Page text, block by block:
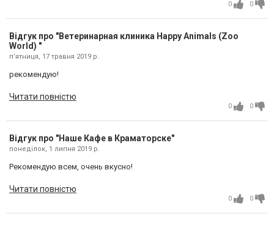
0 0
Відгук про "Ветеринарная клиника Happy Animals (Zoo
World) "
пʼятниця, 17 травня 2019 р.
рекомендую!
Читати повністю
0 0
Відгук про "Наше Кафе в Краматорске"
понеділок, 1 липня 2019 р.
Рекомендую всем, очень вкусно!
Читати повністю
0 0